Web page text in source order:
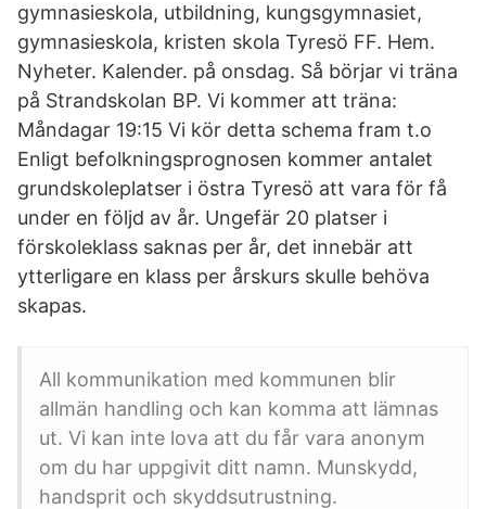
gymnasieskola, utbildning, kungsgymnasiet,
gymnasieskola, kristen skola Tyresö FF. Hem.
Nyheter. Kalender. på onsdag. Så börjar vi träna
på Strandskolan BP. Vi kommer att träna:
Måndagar 19:15 Vi kör detta schema fram t.o
Enligt befolkningsprognosen kommer antalet
grundskoleplatser i östra Tyresö att vara för få
under en följd av år. Ungefär 20 platser i
förskoleklass saknas per år, det innebär att
ytterligare en klass per årskurs skulle behöva
skapas.
All kommunikation med kommunen blir
allmän handling och kan komma att lämnas
ut. Vi kan inte lova att du får vara anonym
om du har uppgivit ditt namn. Munskydd,
handsprit och skyddsutrustning.